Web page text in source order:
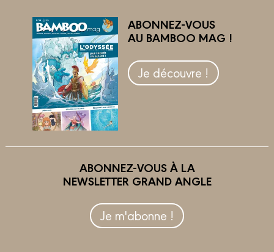
ABONNEZ-VOUS
AU BAMBOO MAG !
Je découvre !
ABONNEZ-VOUS À LA
NEWSLETTER GRAND ANGLE
Je m'abonne !